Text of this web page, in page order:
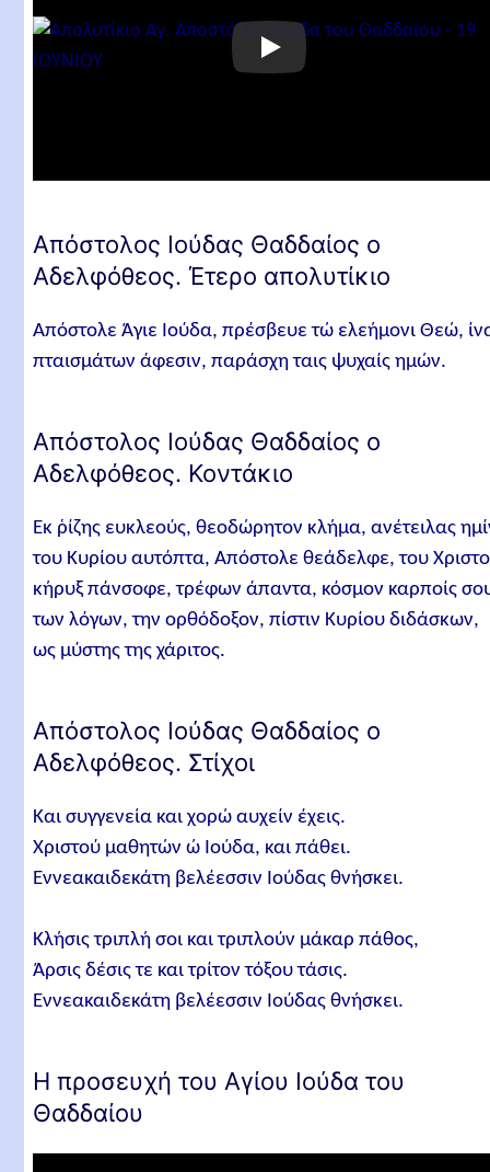
Απόστολος Ιούδας Θαδδαίος ο
Αδελφόθεος. Έτερο απολυτίκιο
Απόστολε Άγιε Ιούδα, πρέσβευε τώ ελεήμονι Θεώ,
πταισμάτων άφεσιν, παράσχη ταις ψυχαίς ημών.
Απόστολος Ιούδας Θαδδαίος ο
Αδελφόθεος. Κοντάκιο
Εκ ῥίζης ευκλεούς, θεοδώρητον κλήμα, ανέτειλας
του Κυρίου αυτόπτα, Απόστολε θεάδελφε, του
κήρυξ πάνσοφε, τρέφων άπαντα, κόσμον καρποίς
των λόγων, την ορθόδοξον, πίστιν Κυρίου διδάσκων,
ως μύστης της χάριτος.
Απόστολος Ιούδας Θαδδαίος ο
Αδελφόθεος. Στίχοι
Και συγγενεία και χορώ αυχείν έχεις.
Χριστού μαθητών ώ Ιούδα, και πάθει.
Εννεακαιδεκάτη βελέεσσιν Ιούδας θνήσκει.
Kλήσις τριπλή σοι και τριπλούν μάκαρ πάθος,
Άρσις δέσις τε και τρίτον τόξου τάσις.
Eννεακαιδεκάτη βελέεσσιν Iούδας θνήσκει.
Η προσευχή του Αγίου Ιούδα του
Θαδδαίου